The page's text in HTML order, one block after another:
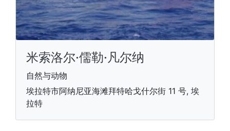
米索洛尔·儒勒·凡尔纳
自然与动物
埃拉特市阿纳尼亚海滩拜特哈戈什尔街 11 号, 埃
拉特